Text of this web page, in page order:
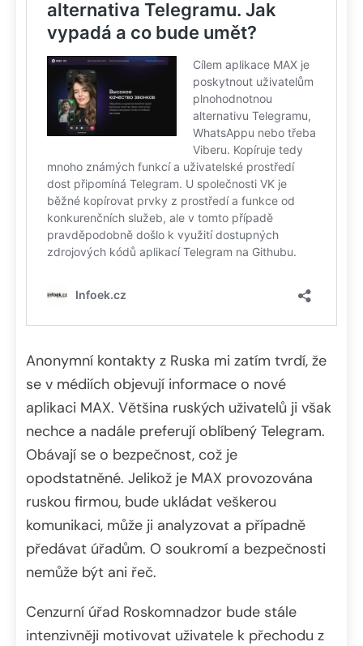
Anonymní kontakty z Ruska mi zatím tvrdí, že
se v médiích objevují informace o nové
aplikaci MAX. Většina ruských uživatelů ji však
nechce a nadále preferují oblíbený Telegram.
Obávají se o bezpečnost, což je
opodstatněné. Jelikož je MAX provozována
ruskou firmou, bude ukládat veškerou
komunikaci, může ji analyzovat a případně
předávat úřadům. O soukromí a bezpečnosti
nemůže být ani řeč.
Cenzurní úřad Roskomnadzor bude stále
intenzivněji motivovat uživatele k přechodu z